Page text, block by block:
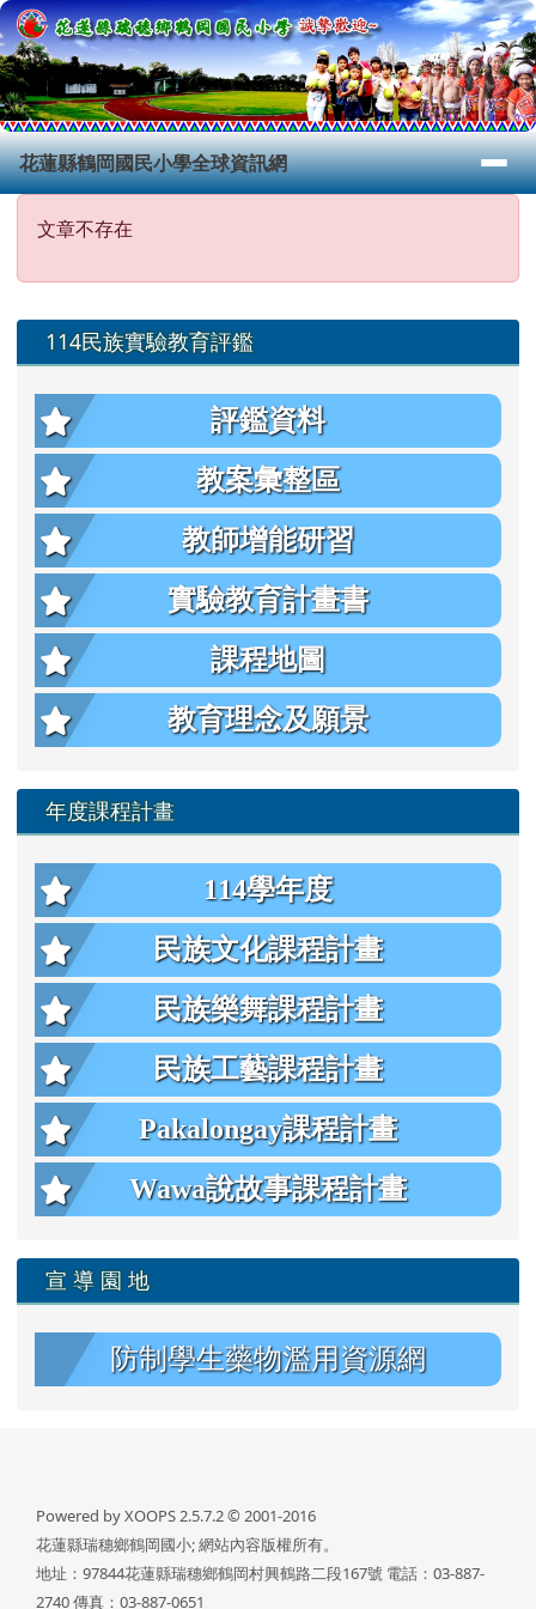
跳至主內容區
花蓮縣鶴岡國民小學全球資訊網
導覽列
花蓮縣鶴岡國民小學全球資訊網
主內容區域
文章不存在
文章不存在
左邊區域內容
114民族實驗教育評鑑
評鑑資料
教案彙整區
教師增能研習
實驗教育計畫書
課程地圖
教育理念及願景
年度課程計畫
114學年度
民族文化課程計畫
民族樂舞課程計畫
民族工藝課程計畫
Pakalongay課程計畫
Wawa說故事課程計畫
宣 導 園 地
防制學生藥物濫用資源網
頁尾區域
Powered by XOOPS 2.5.7.2 © 2001-2016
花蓮縣瑞穗鄉鶴岡國小; 網站內容版權所有。
地址：97844花蓮縣瑞穗鄉鶴岡村興鶴路二段167號 電話：03-887-
2740 傳真：03-887-0651